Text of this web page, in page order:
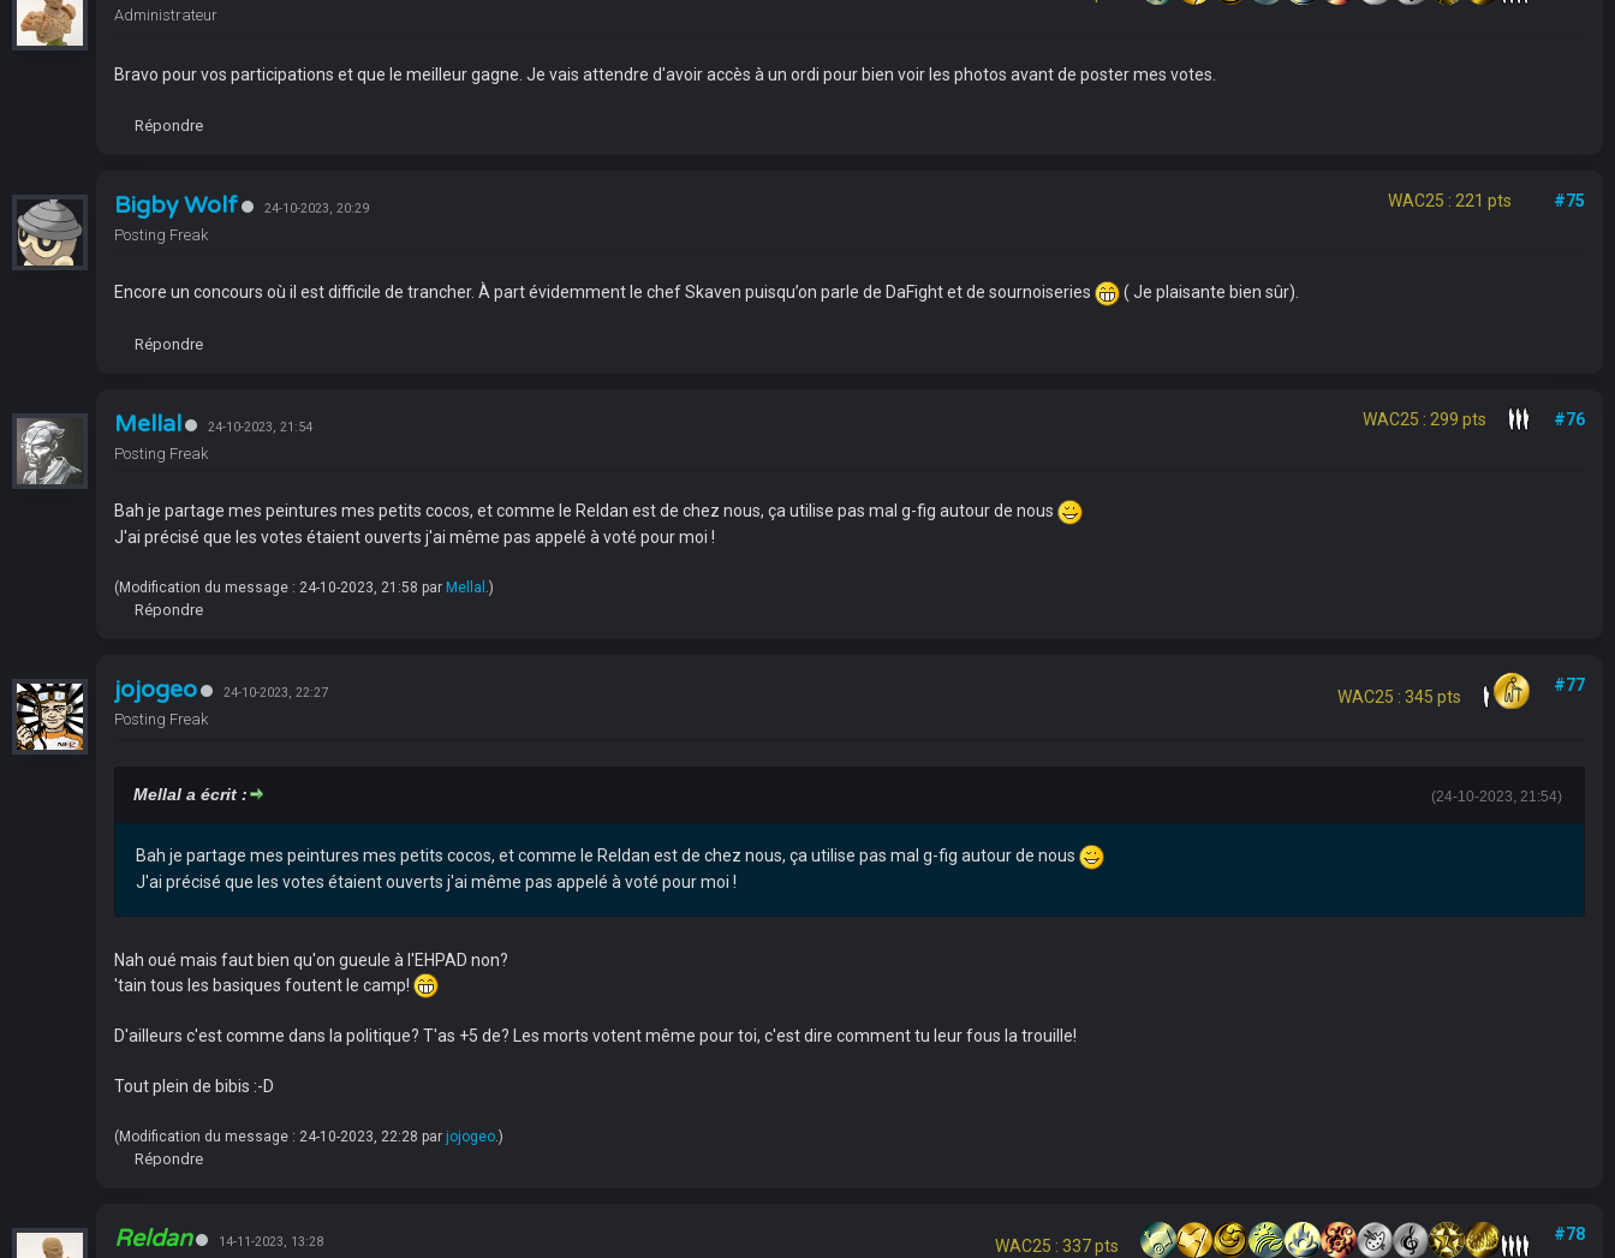
Administrateur
Bravo pour vos participations et que le meilleur gagne. Je vais attendre d'avoir accès à un ordi pour bien voir les photos avant de poster mes votes.
Répondre
Bigby Wolf 24-10-2023, 20:29
Posting Freak
WAC25 : 221 pts #75
Encore un concours où il est difficile de trancher. À part évidemment le chef Skaven puisqu’on parle de DaFight et de sournoiseries ( Je plaisante bien sûr).
Répondre
Mellal 24-10-2023, 21:54
Posting Freak
WAC25 : 299 pts #76
Bah je partage mes peintures mes petits cocos, et comme le Reldan est de chez nous, ça utilise pas mal g-fig autour de nous
J'ai précisé que les votes étaient ouverts j'ai même pas appelé à voté pour moi !
(Modification du message : 24-10-2023, 21:58 par Mellal .)
Répondre
jojogeo 24-10-2023, 22:27
Posting Freak
WAC25 : 345 pts
#77
(24-10-2023, 21:54)
Mellal a écrit :
Bah je partage mes peintures mes petits cocos, et comme le Reldan est de chez nous, ça utilise pas mal g-fig autour de nous
J'ai précisé que les votes étaient ouverts j'ai même pas appelé à voté pour moi !
Nah oué mais faut bien qu'on gueule à l'EHPAD non?
'tain tous les basiques foutent le camp!
D'ailleurs c'est comme dans la politique? T'as +5 de? Les morts votent même pour toi, c'est dire comment tu leur fous la trouille!
Tout plein de bibis :-D
(Modification du message : 24-10-2023, 22:28 par jojogeo.)
Répondre
Reldan 14-11-2023, 13:28 WAC25 : 337 pts
#78